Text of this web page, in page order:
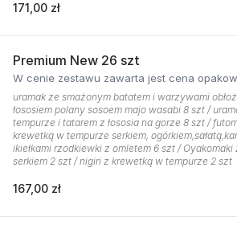
171,00 zł
Premium New 26 szt
W cenie zestawu zawarta jest cena
uramak ze smażonym batatem i warzywami
łososiem polany sosoem majo wasabi 8 szt /
tempurze i tatarem z łososia na gorze 8 szt /
krewetką w tempurze serkiem,
ikiełkami rzodkiewki z omletem 6 szt / Oyakomaki
serkiem 2 szt / nigiri z krewetką w tempurze 2 szt
167,00 zł